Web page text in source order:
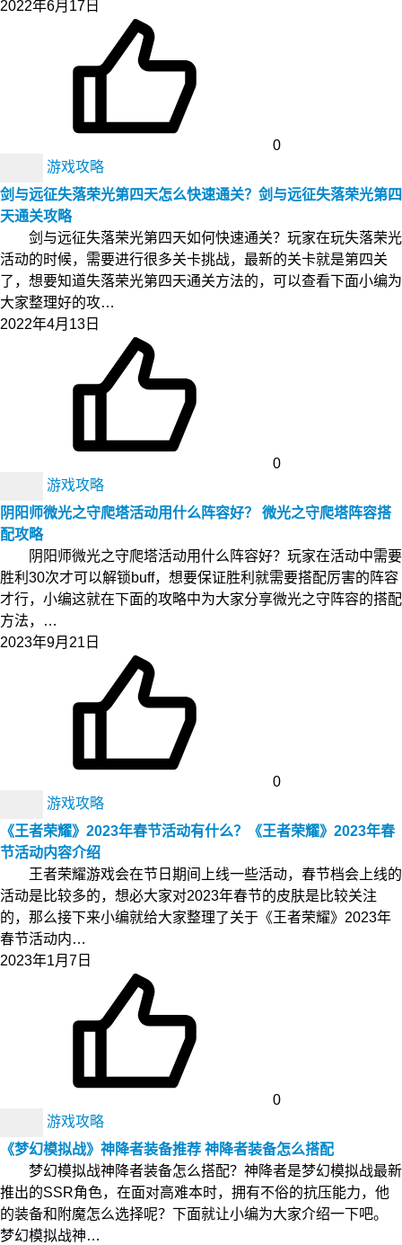
2022年6月17日
0
游戏攻略
剑与远征失落荣光第四天怎么快速通关？剑与远征失落荣光第四
天通关攻略
剑与远征失落荣光第四天如何快速通关？玩家在玩失落荣光
活动的时候，需要进行很多关卡挑战，最新的关卡就是第四关
了，想要知道失落荣光第四天通关方法的，可以查看下面小编为
大家整理好的攻…
2022年4月13日
0
游戏攻略
阴阳师微光之守爬塔活动用什么阵容好？ 微光之守爬塔阵容搭
配攻略
阴阳师微光之守爬塔活动用什么阵容好？玩家在活动中需要
胜利30次才可以解锁buff，想要保证胜利就需要搭配厉害的阵容
才行，小编这就在下面的攻略中为大家分享微光之守阵容的搭配
方法，…
2023年9月21日
0
游戏攻略
《王者荣耀》2023年春节活动有什么？《王者荣耀》2023年春
节活动内容介绍
王者荣耀游戏会在节日期间上线一些活动，春节档会上线的
活动是比较多的，想必大家对2023年春节的皮肤是比较关注
的，那么接下来小编就给大家整理了关于《王者荣耀》2023年
春节活动内…
2023年1月7日
0
游戏攻略
《梦幻模拟战》神降者装备推荐 神降者装备怎么搭配
梦幻模拟战神降者装备怎么搭配？神降者是梦幻模拟战最新
推出的SSR角色，在面对高难本时，拥有不俗的抗压能力，他
的装备和附魔怎么选择呢？下面就让小编为大家介绍一下吧。
梦幻模拟战神…